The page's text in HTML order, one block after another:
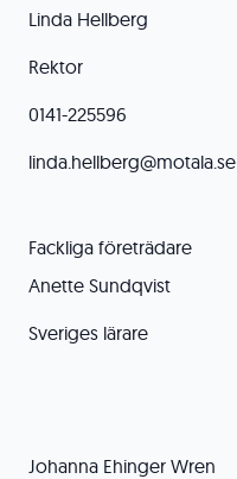
Linda Hellberg
Rektor
0141-225596
linda.hellberg@motala.se
Fackliga företrädare
Anette Sundqvist
Sveriges lärare
Johanna Ehinger Wren